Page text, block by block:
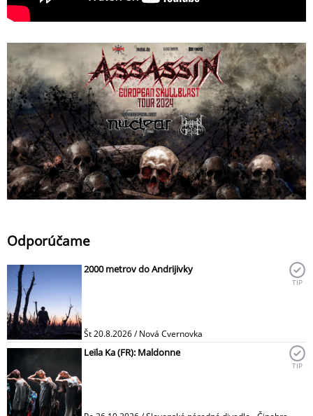
Odporúčame
2000 metrov do Andrijivky
Št 20.8.2026 / Nová Cvernovka
TIP
Leïla Ka (FR): Maldonne
TIP